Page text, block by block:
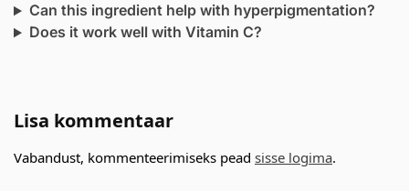
Can this ingredient help with hyperpigmentation?
Does it work well with Vitamin C?
Lisa kommentaar
Vabandust, kommenteerimiseks pead sisse logima.